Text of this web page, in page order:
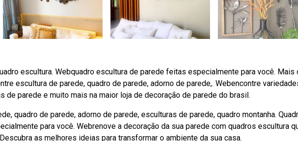
escultura. Webquadro escultura de parede feitas especialmente para você. Mais
escultura de parede, quadro de parede, adorno de parede,. Webencontre
de parede e muito mais na maior loja de decoração de parede do brasil.
quadro de parede, adorno de parede, esculturas de parede, quadro montanha.
para você. Webrenove a decoração da sua parede com quadros escultura
as melhores ideias para transformar o ambiente da sua casa.